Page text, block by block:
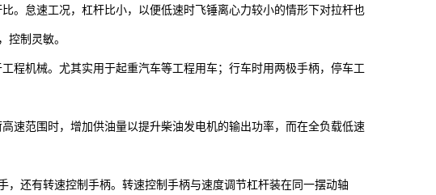
。怠速工况，杠杆比小，以便低速时飞锤离心力较小的情形下对拉杆也
控制灵敏。
程机械。尤其实用于起重汽车等工程用车；行车时用两极手柄，停车工
速范围时，增加供油量以提升柴油发电机的输出功率，而在全负载低速
还有转速控制手柄。转速控制手柄与速度调节杠杆装在同一摆动轴